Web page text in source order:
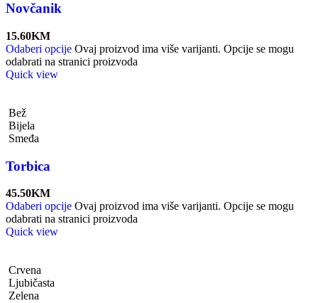
Novčanik
15.60KM
Odaberi opcije Ovaj proizvod ima više varijanti. Opcije se mogu
odabrati na stranici proizvoda
Quick view
Bež
Bijela
Smeđa
Torbica
45.50KM
Odaberi opcije Ovaj proizvod ima više varijanti. Opcije se mogu
odabrati na stranici proizvoda
Quick view
Crvena
Ljubičasta
Zelena